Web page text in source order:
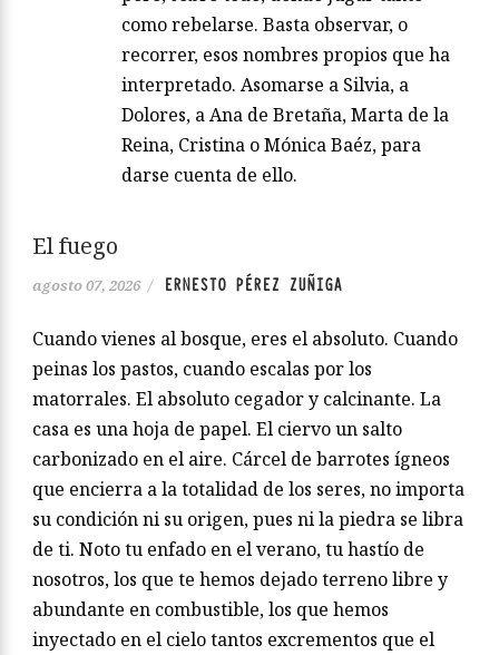
como rebelarse. Basta observar, o
recorrer, esos nombres propios que ha
interpretado. Asomarse a Silvia, a
Dolores, a Ana de Bretaña, Marta de la
Reina, Cristina o Mónica Baéz, para
darse cuenta de ello.
El fuego
agosto 07, 2026 / ERNESTO PÉREZ ZUÑIGA
Cuando vienes al bosque, eres el absoluto. Cuando
peinas los pastos, cuando escalas por los
matorrales. El absoluto cegador y calcinante. La
casa es una hoja de papel. El ciervo un salto
carbonizado en el aire. Cárcel de barrotes ígneos
que encierra a la totalidad de los seres, no importa
su condición ni su origen, pues ni la piedra se libra
de ti. Noto tu enfado en el verano, tu hastío de
nosotros, los que te hemos dejado terreno libre y
abundante en combustible, los que hemos
inyectado en el cielo tantos excrementos que el